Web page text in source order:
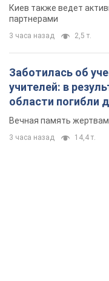
Киев также ведет
партнерами
3 часа назад 2,5 т.
Заботилась об
учителей: в
области погибли
муж и внук
Вечная память
3 часа назад 14,4 т.